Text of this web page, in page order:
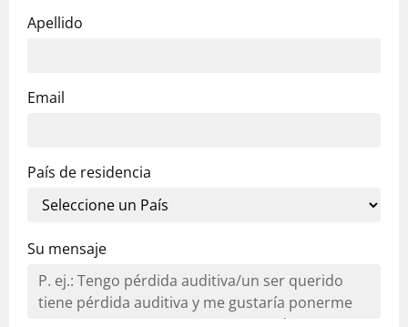
Apellido
Email
País de residencia
Su mensaje